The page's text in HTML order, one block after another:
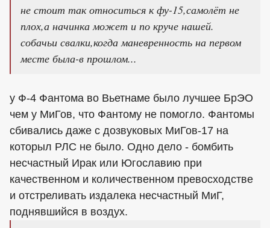
не стоит так относиться к фу-15,самолёт не
плох,а начинка может и по круче нашей.
собачьи свалки,когда маневренность на первом
месте была-в прошлом...
у Ф-4 Фантома во Вьетнаме было лучшее БрЭО
чем у МиГов, что Фантому не помогло. Фантомы
сбивались даже с дозвуковых МиГов-17 на
которыл РЛС не было. Одно дело - бомбить
несчастный Ирак или Югославию при
качественном и количественном превосходстве
и отстреливать издалека несчастный МиГ,
поднявшийся в воздух.